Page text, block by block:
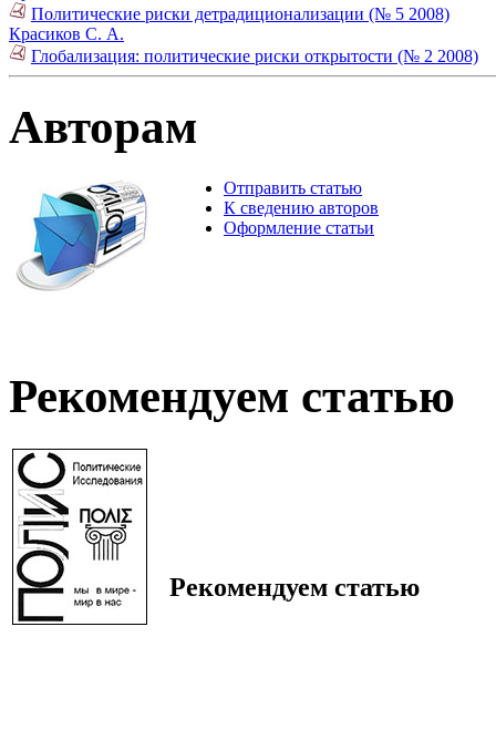
Политические риски детрадиционализации (№ 5 2008)
Красиков С. А.
Глобализация: политические риски открытости (№ 2 2008)
Авторам
Отправить статью
К сведению авторов
Оформление статьи
Рекомендуем статью
Рекомендуем статью